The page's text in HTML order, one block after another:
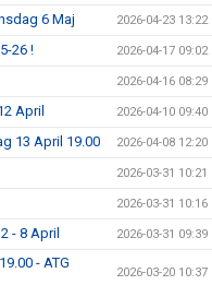
6 Maj 2026-04-23 13:22
26 ! 2026-04-17 09:02
2026-04-16 08:29
April 2026-04-10 09:40
13 April 19.00 2026-04-08 12:20
2026-03-31 10:21
2026-03-31 10:16
- 8 April 2026-03-31 09:39
- ATG
2026-03-20 10:37